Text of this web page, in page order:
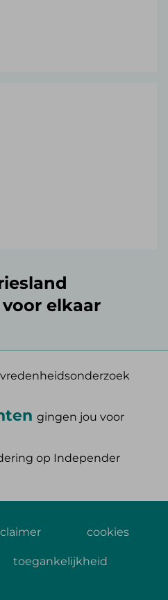
elkaar
gingen jou voor
op Independer
cookies
toegankelijkheid